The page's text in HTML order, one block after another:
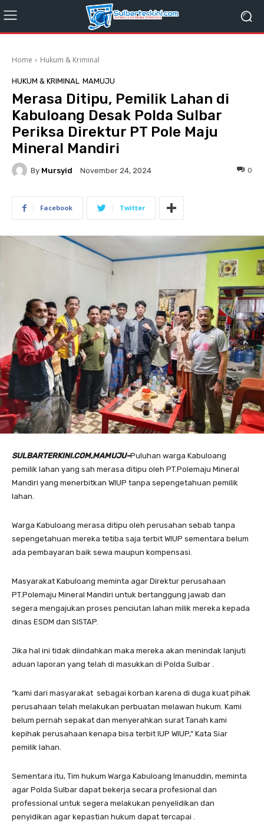
Home Hukum & Kriminal
HUKUM & KRIMINAL MAMUJU
Merasa Ditipu, Pemilik Lahan di
Kabuloang Desak Polda Sulbar
Periksa Direktur PT Pole Maju
Mineral Mandiri
By Mursyid November 24, 2024 0
Facebook Twitter
SULBARTERKINI.COM,MAMUJU–Puluhan warga Kabuloang
pemilik lahan yang sah merasa ditipu oleh PT.Polemaju Mineral
Mandiri yang menerbitkan WIUP tanpa sepengetahuan pemilik
lahan.
Warga Kabuloang merasa ditipu oleh perusahan sebab tanpa
sepengetahuan mereka tetiba saja terbit WIUP sementara belum
ada pembayaran baik sewa maupun kompensasi.
Masyarakat Kabuloang meminta agar Direktur perusahaan
PT.Polemaju Mineral Mandiri untuk bertanggung jawab dan
segera mengajukan proses penciutan lahan milik mereka kepada
dinas ESDM dan SISTAP.
Jika hal ini tidak diindahkan maka mereka akan menindak lanjuti
aduan laporan yang telah di masukkan di Polda Sulbar .
“kami dari masyarakat sebagai korban karena di duga kuat pihak
perusahaan telah melakukan perbuatan melawan hukum. Kami
belum pernah sepakat dan menyerahkan surat Tanah kami
kepihak perusahaan kenapa bisa terbit IUP WIUP,” Kata Siar
pemilik lahan.
Sementara itu, Tim hukum Warga Kabuloang Imanuddin, meminta
agar Polda Sulbar dapat bekerja secara profesional dan
professional untuk segera melakukan penyelidikan dan
penyidikan agar kepastian hukum dapat tercapai .